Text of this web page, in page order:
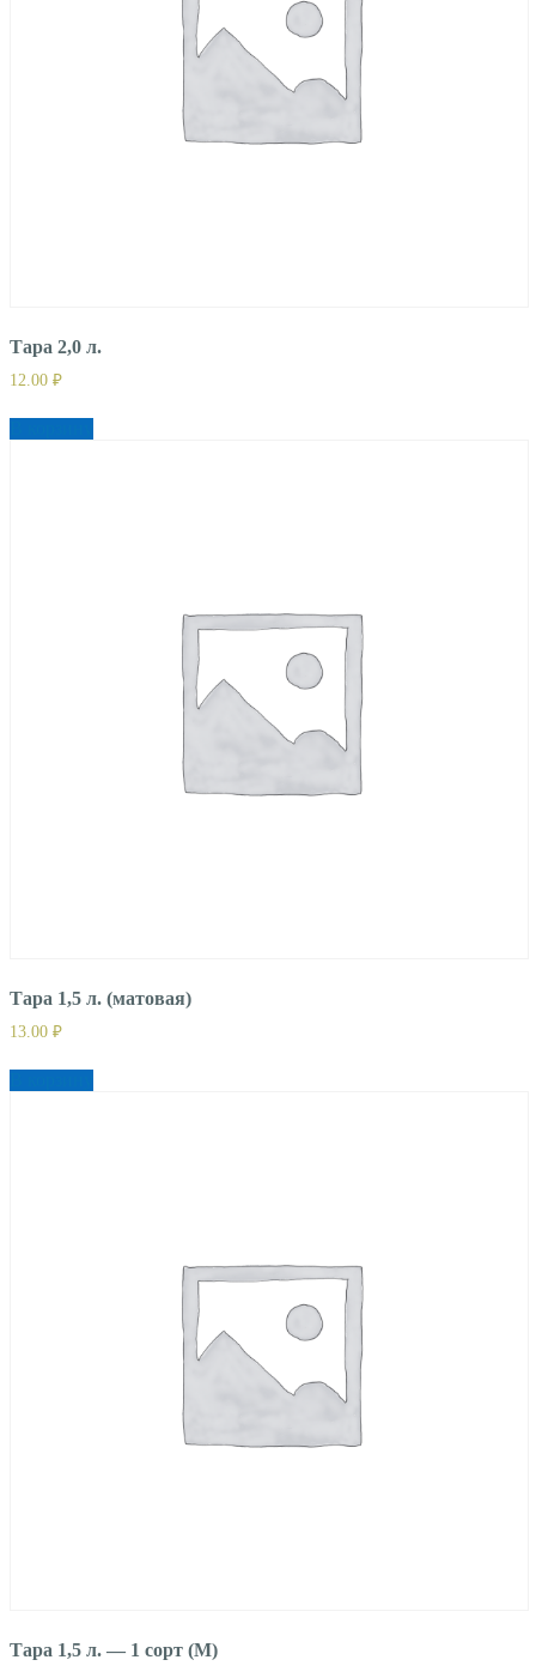
Тара 2,0 л.
12.00 ₽
Тара 1,5 л. (матовая)
13.00 ₽
Тара 1,5 л. — 1 сорт (М)